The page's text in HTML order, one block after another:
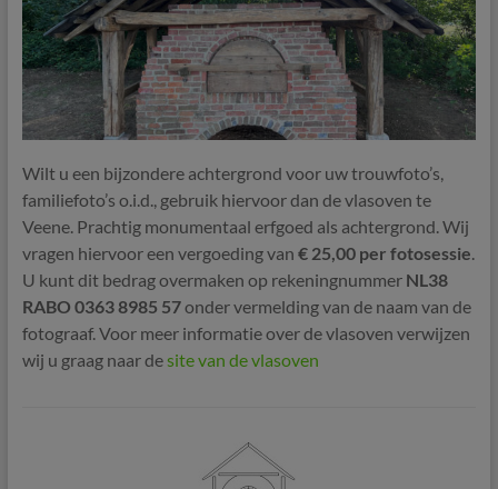
Wilt u een bijzondere achtergrond voor uw trouwfoto’s,
familiefoto’s o.i.d., gebruik hiervoor dan de vlasoven te
Veene. Prachtig monumentaal erfgoed als achtergrond. Wij
vragen hiervoor een vergoeding van € 25,00 per fotosessie.
U kunt dit bedrag overmaken op rekeningnummer NL38
RABO 0363 8985 57onder vermelding van de naam van de
fotograaf. Voor meer informatie over de vlasoven verwijzen
wij u graag naar desite van de vlasoven